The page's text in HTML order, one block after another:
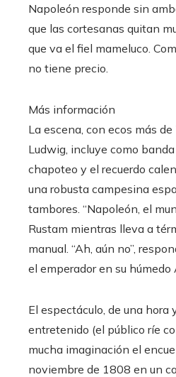
Napoleón responde sin
que las cortesanas quitan
que va el fiel mameluco.
no tiene precio.
Más información
La escena, con ecos más
Ludwig, incluye como
chapoteo y el recuerdo
una robusta campesina
tambores. “Napoleón, el
Rustam mientras lleva a
manual. “Ah, aún no”,
el emperador en su húmedo
El espectáculo, de una hora
entretenido (el público ríe
mucha imaginación el
noviembre de 1808 en un